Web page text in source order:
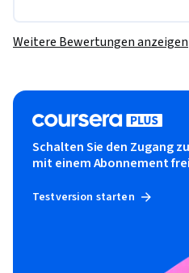
Weitere Bewertungen anzeigen
Schalten Sie den Zugang
mit einem Abonnement frei
Testversion starten